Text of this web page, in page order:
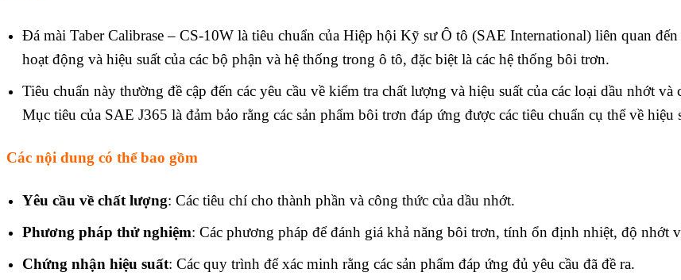
Đá mài Taber Calibrase – CS-10W là tiêu chuẩn của Hiệp hội Kỹ sư Ô tô (SAE International) liên quan
hoạt động và hiệu suất của các bộ phận và hệ thống trong ô tô, đặc biệt là các hệ thống bôi trơn.
Tiêu chuẩn này thường đề cập đến các yêu cầu về kiểm tra chất lượng và hiệu suất của các loại dầu nhớt
Mục tiêu của SAE J365 là đảm bảo rằng các sản phẩm bôi trơn đáp ứng được các tiêu chuẩn cụ thể về hiệu
Các nội dung có thể bao gồm
Yêu cầu về chất lượng: Các tiêu chí cho thành phần và công thức của dầu nhớt.
Phương pháp thử nghiệm: Các phương pháp để đánh giá khả năng bôi trơn, tính ổn định nhiệt, độ nhớt
Chứng nhận hiệu suất: Các quy trình để xác minh rằng các sản phẩm đáp ứng đủ yêu cầu đã đề ra.